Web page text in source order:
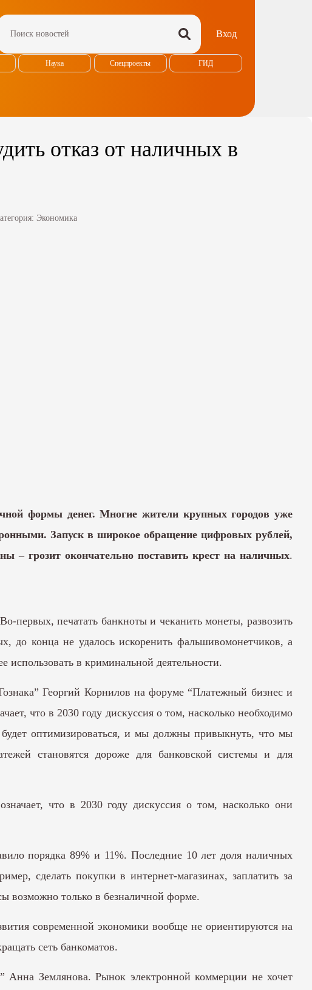
Вход
Наука Спецпроекты ГИД
отказ от наличных в
Экономика
формы денег. Многие жители крупных городов уже
Запуск в широкое обращение цифровых рублей,
– грозит окончательно поставить крест на наличных.
первых, печатать банкноты и чеканить монеты, развозить
до конца не удалось искоренить фальшивомонетчиков, а
использовать в криминальной деятельности.
Георгий Корнилов на форуме “Платежный бизнес и
что в 2030 году дискуссия о том, насколько необходимо
оптимизироваться, и мы должны привыкнуть, что мы
становятся дороже для банковской системы и для
что в 2030 году дискуссия о том, насколько они
порядка 89% и 11%. Последние 10 лет доля наличных
сделать покупки в интернет-магазинах, заплатить за
возможно только в безналичной форме.
современной экономики вообще не ориентируются на
сеть банкоматов.
Анна Землянова. Рынок электронной коммерции не хочет